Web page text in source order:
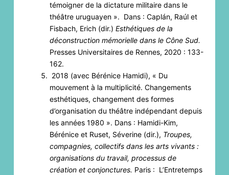
témoigner de la dictature militaire dans le
théâtre uruguayen ». Dans : Caplán, Raúl et
Fisbach, Erich (dir.) Esthétiques de la
déconstruction mémorielle dans le Cône Sud.
Presses Universitaires de Rennes, 2020 : 133-
162.
2018 (avec Bérénice Hamidi), « Du
mouvement à la multiplicité. Changements
esthétiques, changement des formes
d’organisation du théâtre indépendant depuis
les années 1980 ». Dans : Hamidi-Kim,
Bérénice et Ruset, Séverine (dir.), Troupes,
compagnies, collectifs dans les arts vivants :
organisations du travail, processus de
création et conjonctures. Paris : L’Entretemps